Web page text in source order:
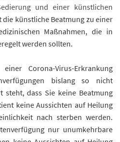
und einer künstlichen
künstliche Beatmung zu einer
Maßnahmen, die in
werden sollten.
Corona-Virus-Erkrankung
bislang so nicht
steht, dass Sie keine Beatmung
keine Aussichten auf Heilung
nach sterben werden.
nur unumkehrbare